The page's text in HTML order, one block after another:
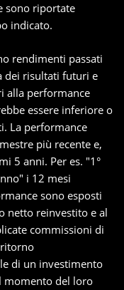
sono riportate
indicato.
rendimenti passati
dei risultati futuri e
alla performance
essere inferiore o
La performance
più recente e,
5 anni. Per es. "1°
i 12 mesi
sono esposti
netto reinvestito e al
commissioni di
di un investimento
momento del loro